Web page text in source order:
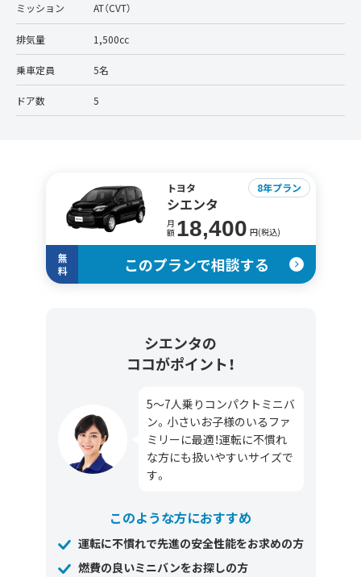
ミッション AT（CVT）
排気量 1,500cc
乗車定員 5名
ドア数 5
トヨタ
シエンタ
月
額 18,400 円(税込)
8年プラン
無
料
このプランで相談する
シエンタの
ココがポイント！
5～7人乗りコンパクトミニバ
ン。小さいお子様のいるファ
ミリーに最適！運転に不慣れ
な方にも扱いやすいサイズで
す。
このような方におすすめ
運転に不慣れで先進の安全性能をお求めの方
燃費の良いミニバンをお探しの方